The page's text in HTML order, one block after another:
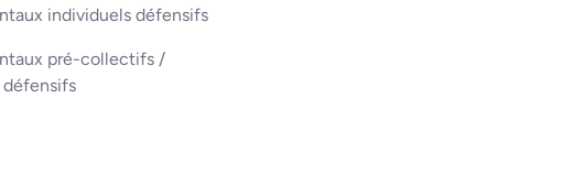
individuels défensifs
pré-collectifs /